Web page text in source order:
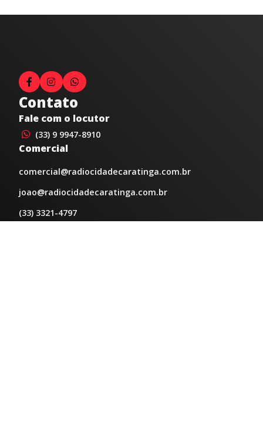
Contato
Fale com o locutor
(33) 9 9947-8910
Comercial
comercial@radiocidadecaratinga.com.br
joao@radiocidadecaratinga.com.br
(33) 3321-4797
Jornalismo